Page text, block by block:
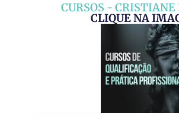
CURSOS - CRISTIANE
CLIQUE NA